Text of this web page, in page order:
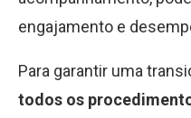
engajamento e
Para garantir uma
todos os